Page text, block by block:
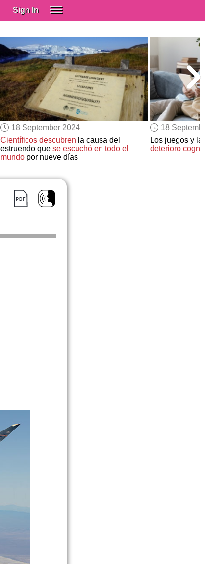
Sign In
Spanish (Spain)
Spanish (Latino)
SUBSCRIBE
EDUCATIONAL LICENSES
GIFT CARDS
OTHER LANGUAGES
ABOUT US
18 September 2024
Científicos descubren la causa del
estruendo que se escuchó en todo el
mundopor nueve días
18
Los juegos y
deterioro